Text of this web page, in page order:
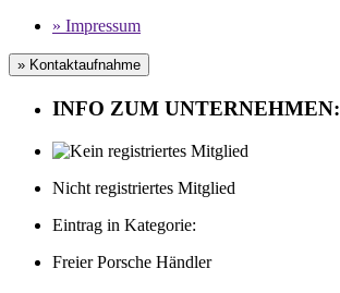
» Impressum
» Kontaktaufnahme
INFO ZUM UNTERNEHMEN:
Nicht registriertes Mitglied
Eintrag in Kategorie:
Freier Porsche Händler